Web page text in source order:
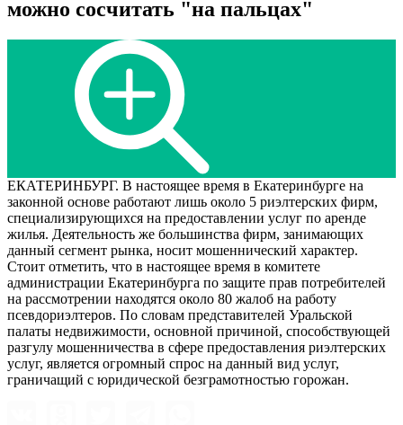
можно сосчитать "на пальцах"
ЕКАТЕРИНБУРГ. В настоящее время в Екатеринбурге на
законной основе работают лишь около 5 риэлтерских фирм,
специализирующихся на предоставлении услуг по аренде
жилья. Деятельность же большинства фирм, занимающих
данный сегмент рынка, носит мошеннический характер.
Стоит отметить, что в настоящее время в комитете
администрации Екатеринбурга по защите прав потребителей
на рассмотрении находятся около 80 жалоб на работу
псевдориэлтеров. По словам представителей Уральской
палаты недвижимости, основной причиной, способствующей
разгулу мошенничества в сфере предоставления риэлтерских
услуг, является огромный спрос на данный вид услуг,
граничащий с юридической безграмотностью горожан.